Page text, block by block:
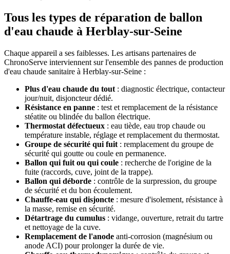
Tous les types de réparation de ballon
d'eau chaude à Herblay-sur-Seine
Chaque appareil a ses faiblesses. Les artisans partenaires de
ChronoServe interviennent sur l'ensemble des pannes de production
d'eau chaude sanitaire à Herblay-sur-Seine :
Plus d'eau chaude du tout : diagnostic électrique, contacteur
jour/nuit, disjoncteur dédié.
Résistance en panne : test et remplacement de la résistance
stéatite ou blindée du ballon électrique.
Thermostat défectueux : eau tiède, eau trop chaude ou
température instable, réglage et remplacement du thermostat.
Groupe de sécurité qui fuit : remplacement du groupe de
sécurité qui goutte ou coule en permanence.
Ballon qui fuit ou qui coule : recherche de l'origine de la
fuite (raccords, cuve, joint de la trappe).
Ballon qui déborde : contrôle de la surpression, du groupe
de sécurité et du bon écoulement.
Chauffe-eau qui disjoncte : mesure d'isolement, résistance à
la masse, remise en sécurité.
Détartrage du cumulus : vidange, ouverture, retrait du tartre
et nettoyage de la cuve.
Remplacement de l'anode anti-corrosion (magnésium ou
anode ACI) pour prolonger la durée de vie.